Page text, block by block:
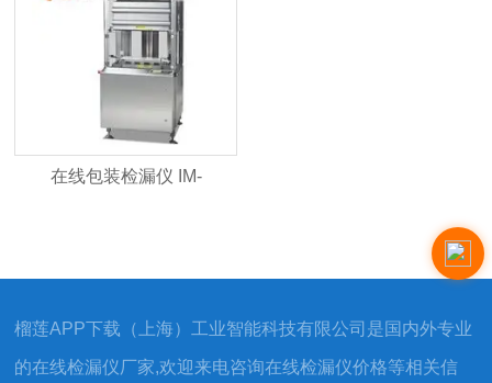
在线包装检漏仪 IM-
榴莲APP下载（上海）工业智能科技有限公司是国内外专业
的在线检漏仪厂家,欢迎来电咨询在线检漏仪价格等相关信